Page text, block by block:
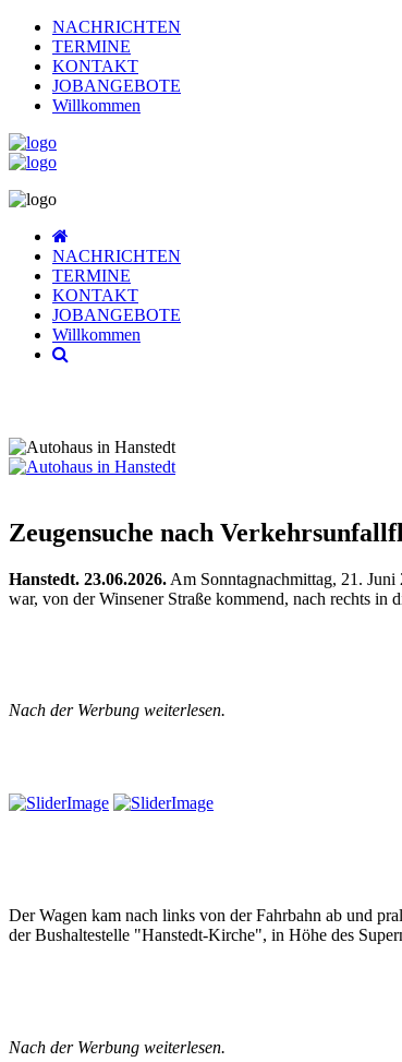
NACHRICHTEN
TERMINE
KONTAKT
JOBANGEBOTE
Willkommen
NACHRICHTEN
TERMINE
KONTAKT
JOBANGEBOTE
Willkommen
Zeugensuche nach
Hanstedt. 23.06.2026. Am Sonntagnachmittag, 21.
war, von der Winsener Straße kommend, nach rechts
Nach der Werbung weiterlesen.
Der Wagen kam nach links von der Fahrbahn ab und
der Bushaltestelle "Hanstedt-Kirche", in Höhe des
Nach der Werbung weiterlesen.